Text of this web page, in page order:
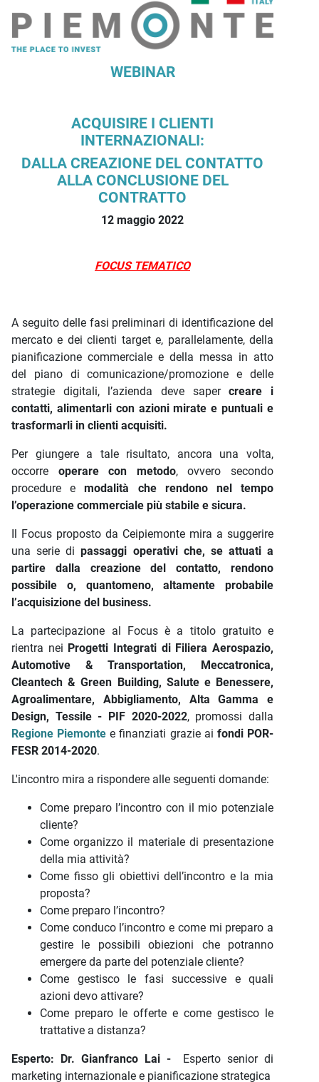
Descrizione iniziativa
WEBINAR
ACQUISIRE I CLIENTI
INTERNAZIONALI:
DALLA CREAZIONE DEL CONTATTO
ALLA CONCLUSIONE DEL
CONTRATTO
12 maggio 2022
FOCUS TEMATICO
A seguito delle fasi preliminari di identificazione del
mercato e dei clienti target e, parallelamente, della
pianificazione commerciale e della messa in atto
del piano di comunicazione/promozione e delle
strategie digitali, l’azienda deve sapercreare i
contatti, alimentarli con azioni mirate e puntuali e
trasformarli in clienti acquisiti.
Per giungere a tale risultato, ancora una volta,
occorre operare con metodo, ovvero secondo
procedure emodalità che rendono nel tempo
l’operazione commerciale più stabile e sicura.
Il Focus proposto da Ceipiemonte mira a suggerire
una serie dipassaggi operativi che, se attuati a
partire dalla creazione del contatto, rendono
possibile o, quantomeno, altamente probabile
l’acquisizione del business.
La partecipazione al Focus è a titolo gratuito e
rientra nei Progetti Integrati di Filiera Aerospazio,
Automotive & Transportation, Meccatronica,
Cleantech & Green Building, Salute e Benessere,
Agroalimentare, Abbigliamento, Alta Gamma e
Design, Tessile - PIF 2020-2022, promossi dalla
Regione Piemonte e finanziati grazie ai fondi POR-
FESR 2014-2020.
L'incontro mira a rispondere alle seguenti domande:
Come preparo l’incontro con il mio potenziale
cliente?
Come organizzo il materiale di presentazione
della mia attività?
Come fisso gli obiettivi dell’incontro e la mia
proposta?
Come preparo l’incontro?
Come conduco l’incontro e come mi preparo a
gestire le possibili obiezioni che potranno
emergere da parte del potenziale cliente?
Come gestisco le fasi successive e quali
azioni devo attivare?
Come preparo le offerte e come gestisco le
trattative a distanza?
Esperto: Dr. Gianfranco Lai - Esperto senior di
marketing internazionale e pianificazione strategica